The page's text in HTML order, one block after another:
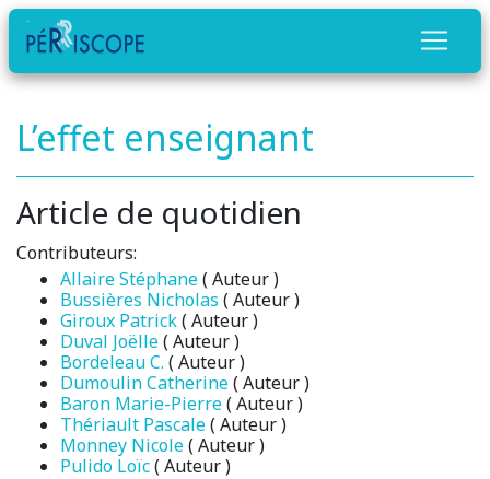
L’effet enseignant
Article de quotidien
Contributeurs:
Allaire Stéphane( Auteur )
Bussières Nicholas ( Auteur )
Giroux Patrick( Auteur )
Duval Joëlle( Auteur )
Bordeleau C. ( Auteur )
Dumoulin Catherine( Auteur )
Baron Marie-Pierre( Auteur )
Thériault Pascale( Auteur )
Monney Nicole( Auteur )
Pulido Loïc( Auteur )